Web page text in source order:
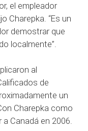
el empleador
Charepka. “Es un
demostrar que
localmente”.
al
de
un
Charepka como
Canadá en 2006.